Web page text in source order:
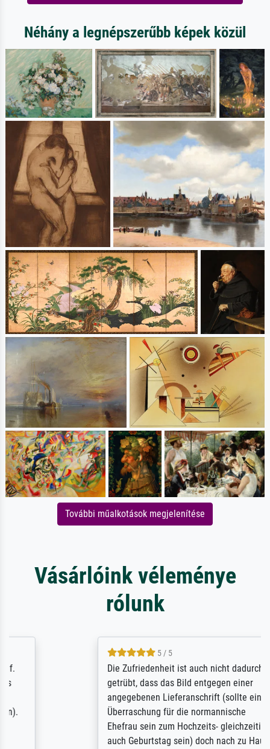
Néhány a legnépszerűbb képek közül
További műalkotások megjelenítése
Vásárlóink véleménye
rólunk
5 / 5
Die Zufriedenheit ist auch nicht dadurch
getrübt, dass das Bild entgegen einer
angegebenen Lieferanschrift (sollte eine
Überraschung für die normannische
Ehefrau sein zum Hochzeits- gleichzeitig
auch Geburtstag sein) doch nach zu Hause